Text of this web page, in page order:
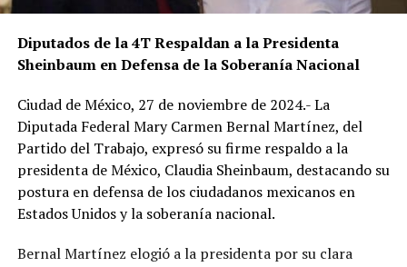
Diputados de la 4T Respaldan a la Presidenta
Sheinbaum en Defensa de la Soberanía Nacional
Ciudad de México, 27 de noviembre de 2024.- La
Diputada Federal Mary Carmen Bernal Martínez, del
Partido del Trabajo, expresó su firme respaldo a la
presidenta de México, Claudia Sheinbaum, destacando su
postura en defensa de los ciudadanos mexicanos en
Estados Unidos y la soberanía nacional.
Bernal Martínez elogió a la presidenta por su clara